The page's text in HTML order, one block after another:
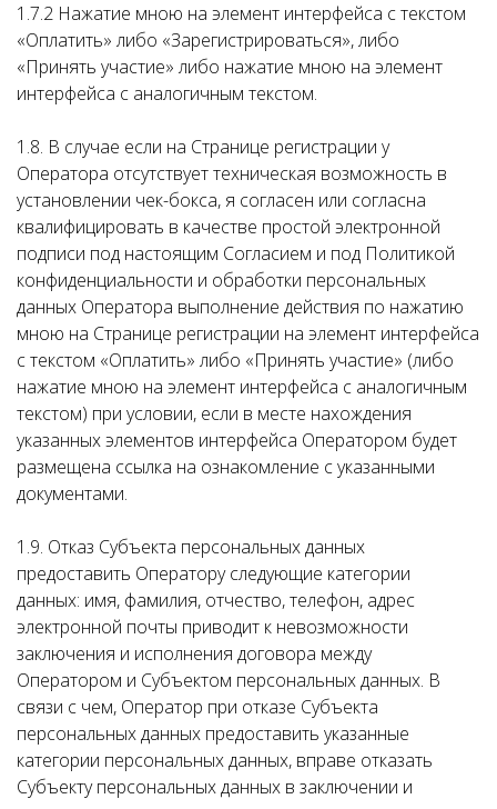
1.7.2 Нажатие мною на элемент интерфейса с текстом
«Оплатить» либо «Зарегистрироваться», либо
«Принять участие» либо нажатие мною на элемент
интерфейса с аналогичным текстом.
1.8. В случае если на Странице регистрации у
Оператора отсутствует техническая возможность в
установлении чек-бокса, я согласен или согласна
квалифицировать в качестве простой электронной
подписи под настоящим Согласием и под Политикой
конфиденциальности и обработки персональных
данных Оператора выполнение действия по нажатию
мною на Странице регистрации на элемент интерфейса
с текстом «Оплатить» либо «Принять участие» (либо
нажатие мною на элемент интерфейса с аналогичным
текстом) при условии, если в месте нахождения
указанных элементов интерфейса Оператором будет
размещена ссылка на ознакомление с указанными
документами.
1.9. Отказ Субъекта персональных данных
предоставить Оператору следующие категории
данных: имя, фамилия, отчество, телефон, адрес
электронной почты приводит к невозможности
заключения и исполнения договора между
Оператором и Субъектом персональных данных. В
связи с чем, Оператор при отказе Субъекта
персональных данных предоставить указанные
категории персональных данных, вправе отказать
Субъекту персональных данных в заключении и